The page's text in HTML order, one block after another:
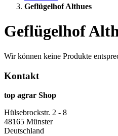
Geflügelhof Althues
Geflügelhof
Wir können keine Produkte
Kontakt
top agrar Shop
Hülsebrockstr. 2 - 8
48165 Münster
Deutschland